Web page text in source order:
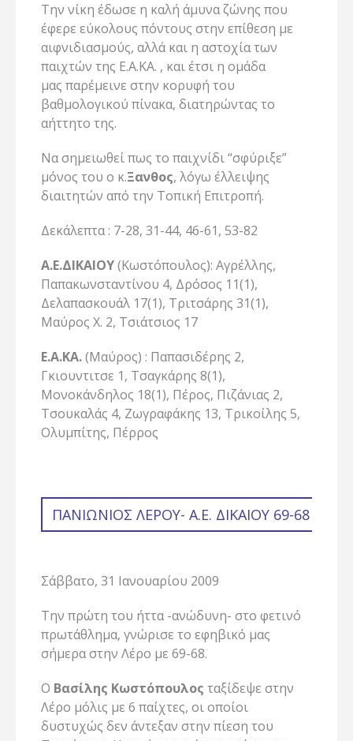
Την νίκη έδωσε η καλή άμυνα ζώνης που
έφερε εύκολους πόντους στην επίθεση με
αιφνιδιασμούς, αλλά και η αστοχία των
παιχτών της Ε.Α.ΚΑ. , και έτσι η ομάδα
μας παρέμεινε στην κορυφή του
βαθμολογικού πίνακα, διατηρώντας το
αήττητο της.
Να σημειωθεί πως το παιχνίδι “σφύριξε”
μόνος του ο κ.Ξανθος, λόγω έλλειψης
διαιτητών από την Τοπική Επιτροπή.
Δεκάλεπτα : 7-28, 31-44, 46-61, 53-82
Α.Ε.ΔΙΚΑΙΟΥ(Κωστόπουλος): Αγρέλλης,
Παπακωνσταντίνου 4, Δρόσος 11(1),
Δελαπασκουάλ 17(1), Τριτσάρης 31(1),
Μαύρος Χ. 2, Τσιάτσιος 17
Ε.Α.ΚΑ.(Μαύρος) : Παπασιδέρης 2,
Γκιουντιτσε 1, Τσαγκάρης 8(1),
Μονοκάνδηλος 18(1), Πέρος, Πιζάνιας 2,
Τσουκαλάς 4, Ζωγραφάκης 13, Τρικοίλης 5,
Ολυμπίτης, Πέρρος
ΠΑΝΙΏΝΙΟΣ ΛΈΡΟΥ- Α.Ε. ΔΙΚΑΊΟΥ 69-68 (Η
Σάββατο, 31 Ιανουαρίου 2009
Την πρώτη του ήττα -ανώδυνη- στο φετινό
πρωτάθλημα, γνώρισε το εφηβικό μας
σήμερα στην Λέρο με 69-68.
Ο Βασίλης Κωστόπουλος ταξίδεψε στην
Λέρο μόλις με 6 παίχτες, οι οποίοι
δυστυχώς δεν άντεξαν στην πίεση του